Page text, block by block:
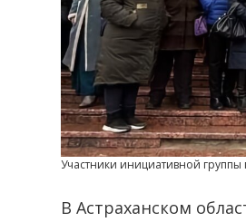
Участники инициативной группы
В Астраханском